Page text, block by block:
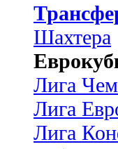
Шахтера
Лига
Лига
Лига